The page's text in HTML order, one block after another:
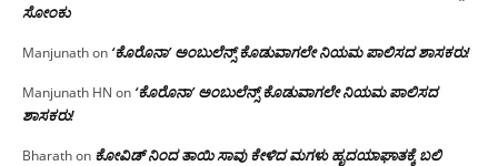
ಸೋಂಕು
Manjunathon ‘ಕೊರೊನಾ’ ಅಂಬುಲೆನ್ಸ್ ಕೊಡುವಾಗಲೇ ನಿಯಮ ಪಾಲಿಸದ ಶಾಸಕರು!
Manjunath HN on ‘ಕೊರೊನಾ’ ಅಂಬುಲೆನ್ಸ್ ಕೊಡುವಾಗಲೇ ನಿಯಮ ಪಾಲಿಸದ
ಶಾಸಕರು!
Bharathon ಕೋವಿಡ್ ನಿಂದ ತಾಯಿ ಸಾವು ಕೇಳಿದ ಮಗಳು ಹೃದಯಾಘಾತಕ್ಕೆ ಬಲಿ